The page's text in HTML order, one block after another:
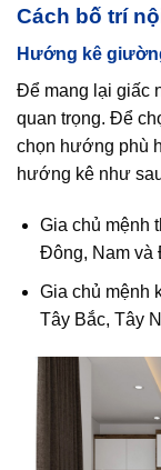
Cách bố trí
Hướng kê
Để mang lại giấc
quan trọng. Để
chọn hướng phù
hướng kê như
Gia chủ mệnh
Đông, Nam và
Gia chủ mệnh
Tây Bắc, Tây